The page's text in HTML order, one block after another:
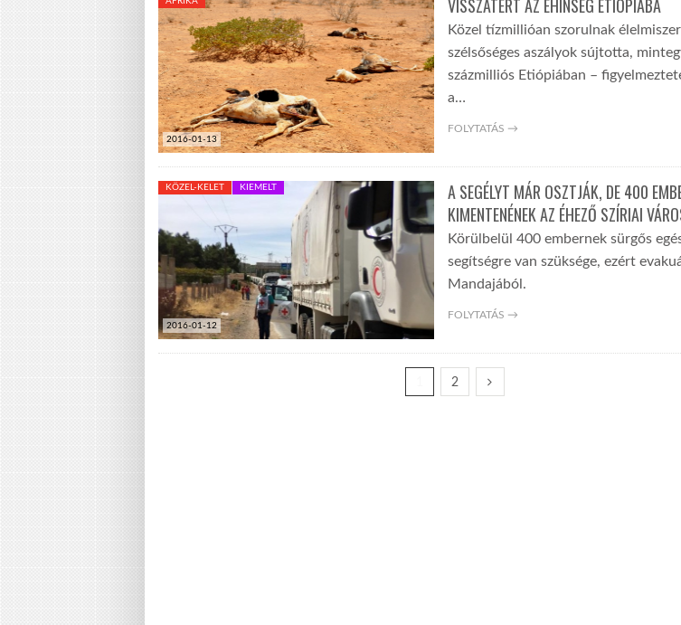
2016-01-13
VISSZATÉRT AZ ÉHÍNSÉG ETIÓPIÁBA
Közel tízmillióan szorulnak
szélsőséges aszályok sújtotta,
százmilliós Etiópiában –
a…
FOLYTATÁS →
2016-01-12
KÖZEL-KELET KIEMELT
A SEGÉLYT MÁR OSZTJÁK, DE 400
KIMENTENÉNEK AZ ÉHEZŐ SZÍRIAI
Körülbelül 400 embernek sürgős
segítségre van szüksége, ezért
Mandajából.
FOLYTATÁS →
2